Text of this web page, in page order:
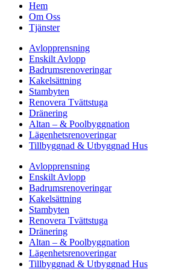
Hem
Om Oss
Tjänster
Avlopprensning
Enskilt Avlopp
Badrumsrenoveringar
Kakelsättning
Stambyten
Renovera Tvättstuga
Dränering
Altan – & Poolbyggnation
Lägenhetsrenoveringar
Tillbyggnad & Utbyggnad Hus
Avlopprensning
Enskilt Avlopp
Badrumsrenoveringar
Kakelsättning
Stambyten
Renovera Tvättstuga
Dränering
Altan – & Poolbyggnation
Lägenhetsrenoveringar
Tillbyggnad & Utbyggnad Hus